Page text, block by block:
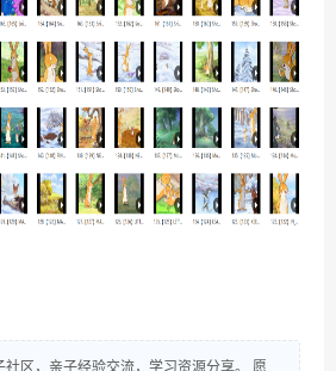
社区，亲子经验交流，学习资源分享。 愿